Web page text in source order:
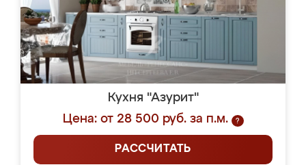
Кухня "Азурит"
Цена: от 28 500 руб. за п.м.
?
РАССЧИТАТЬ